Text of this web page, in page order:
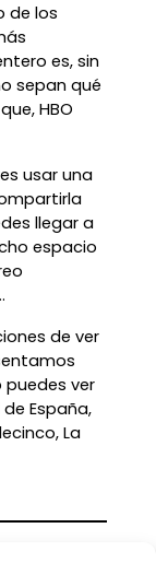
de los
es, sin
sepan qué
HBO
usar una
llegar a
espacio
de ver
ver
España,
La